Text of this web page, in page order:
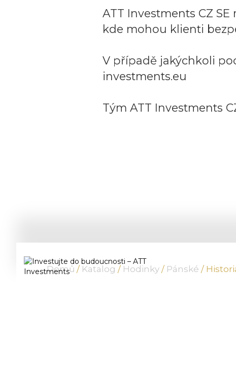
ATT Investments CZ
kde mohou klienti
V případě jakýchkoli
investments.eu
Tým ATT Investments
Domů / Katalog / Hodinky / Pánské /